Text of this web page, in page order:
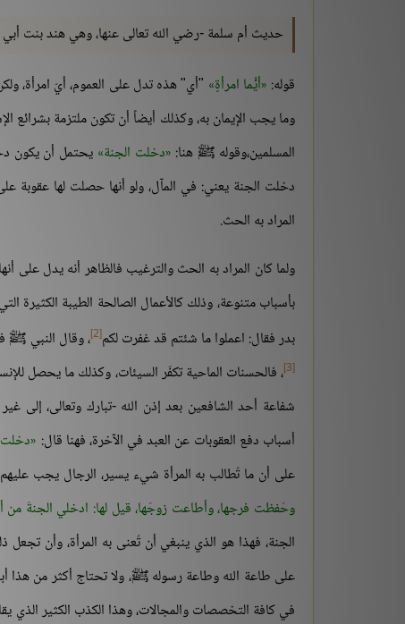
حديث أم سلمة -رضي الله تعالى عنها، وهي هند بنت
قوله: أيُّما امرأةٍ "أي" هذه تدل على العموم، أيّ امرأة،
وما يجب الإيمان به، وكذلك أيضاً أن تكون ملتزمة بشرائع
المسلمين،وقوله ﷺ هنا: دخلت الجنة يحتمل أن يكون
دخلت الجنة يعني: في المآل، ولو أنها حصلت لها عقوبة
المراد به الحث.
ولما كان المراد به الحث والترغيب فالظاهر أنه يدل على
بأسباب متنوعة، وذلك كالأعمال الصالحة الطيبة الكثيرة
بدر فقال: اعملوا ما شئتم قد غفرت لكم[2] ، وقال النبي ﷺ
[3] ، فالحسنات الماحية تكفّر السيئات، وكذلك ما يحصل
شفاعة أحد الشافعين بعد إذن الله -تبارك وتعالى، إلى
أسباب دفع العقوبات عن العبد في الآخرة، فهنا قال: دخلت
على أن ما تُطالب به المرأة شيء يسير، الرجال يجب
وحَفظت فرجها، وأطاعت زوجَها، قيل لها: ادخلي الجنةَ من
الجنة، فهذا هو الذي ينبغي أن تُعنى به المرأة، وأن تجعل
على طاعة الله وطاعة رسوله ﷺ، ولا تحتاج أكثر من هذا
في كافة التخصصات والمجالات، وهذا الكذب الكثير الذي